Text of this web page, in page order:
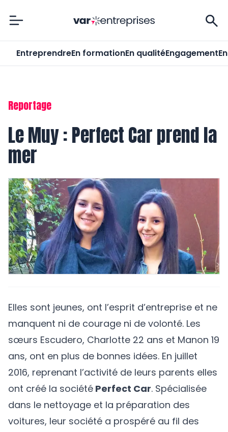
Var-Entreprises
EntreprendreEn formationEn qualitéEngagement
Reportage
Le Muy : Perfect Car prend la
mer
Elles sont jeunes, ont l’esprit d’entreprise et ne
manquent ni de courage ni de volonté. Les
sœurs Escudero, Charlotte 22 ans et Manon 19
ans, ont en plus de bonnes idées. En juillet
2016, reprenant l’activité de leurs parents elles
ont créé la société Perfect Car. Spécialisée
dans le nettoyage et la préparation des
voitures, leur société a prospéré au fil des